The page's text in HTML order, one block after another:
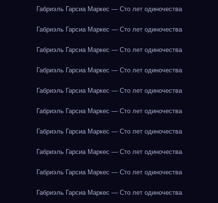
Габриэль Гарсиа Маркес — Сто лет одиночества
Габриэль Гарсиа Маркес — Сто лет одиночества
Габриэль Гарсиа Маркес — Сто лет одиночества
Габриэль Гарсиа Маркес — Сто лет одиночества
Габриэль Гарсиа Маркес — Сто лет одиночества
Габриэль Гарсиа Маркес — Сто лет одиночества
Габриэль Гарсиа Маркес — Сто лет одиночества
Габриэль Гарсиа Маркес — Сто лет одиночества
Габриэль Гарсиа Маркес — Сто лет одиночества
Габриэль Гарсиа Маркес — Сто лет одиночества